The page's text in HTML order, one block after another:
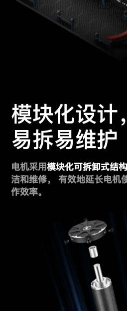
模块化设计，
易拆易维护
电机采用模块化可拆卸式结
洁和维修，
有效地延长电机
作效率。